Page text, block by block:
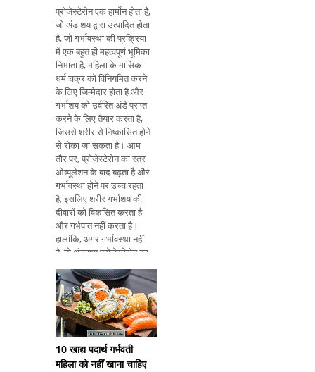
प्रोजेस्टेरोन एक हार्मोन होता है,
जो अंडाशय द्वारा उत्पादित होता
है, जो गर्भावस्था की प्रक्रिया
में एक बहुत ही महत्वपूर्ण भूमिका
निभाता है, महिला के मासिक
धर्म चक्र को विनियमित करने
के लिए जिम्मेदार होता है और
गर्भाशय को उर्वरित अंडे प्राप्त
करने के लिए तैयार करता है,
जिससे शरीर से निष्कासित होने
से रोका जा सकता है। आम
तौर पर, प्रोजेस्टेरोन का स्तर
ओव्यूलेशन के बाद बढ़ता है और
गर्भावस्था होने पर उच्च रहता
है, इसलिए शरीर गर्भाशय की
दीवारों को विकसित करता है
और गर्भपात नहीं करता है।
हालांकि, अगर गर्भावस्था नहीं
है, तो अंडाशय प्रोजेस्टेरोन का
इसलिए गर्भाशय की अस्तर नष्ट
10 खाद्य पदार्थ गर्भवती
महिला को नहीं खाना चाहिए